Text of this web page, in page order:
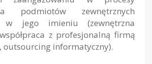
podmiotów zewnętrznych
w jego imieniu (zewnętrzna
z profesjonalną firmą
outsourcing informatyczny).